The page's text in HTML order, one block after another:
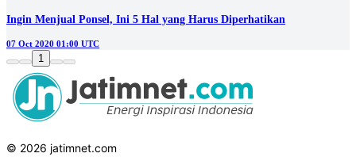
Ingin Menjual Ponsel, Ini 5 Hal yang Harus Diperhatikan
07 Oct 2020 01:00 UTC
1
© 2026 jatimnet.com